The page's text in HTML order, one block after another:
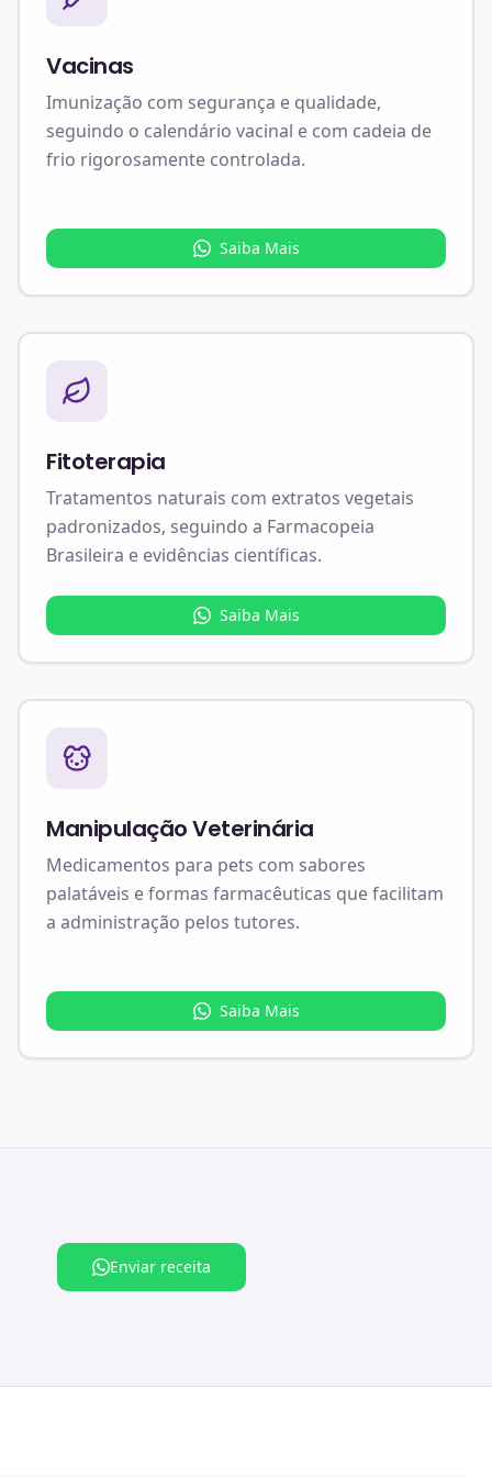
Vacinas
Imunização com segurança e qualidade,
seguindo o calendário vacinal e com cadeia de
frio rigorosamente controlada.
Saiba Mais
Fitoterapia
Tratamentos naturais com extratos vegetais
padronizados, seguindo a Farmacopeia
Brasileira e evidências científicas.
Saiba Mais
Manipulação Veterinária
Medicamentos para pets com sabores
palatáveis e formas farmacêuticas que facilitam
a administração pelos tutores.
Saiba Mais
Enviar receita